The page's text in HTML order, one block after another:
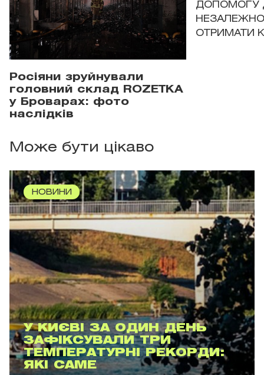
Росіяни зруйнували
головний склад ROZETKA
у Броварах: фото
наслідків
ДОПОМОГУ
ОТРИМАТИ
Може бути цікаво
НОВИНИ
У КИЄВІ ЗА ОДИН ДЕНЬ
ЗАФІКСУВАЛИ ТРИ
ТЕМПЕРАТУРНІ РЕКОРДИ:
ЯКІ САМЕ